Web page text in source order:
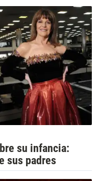
su infancia:
sus padres